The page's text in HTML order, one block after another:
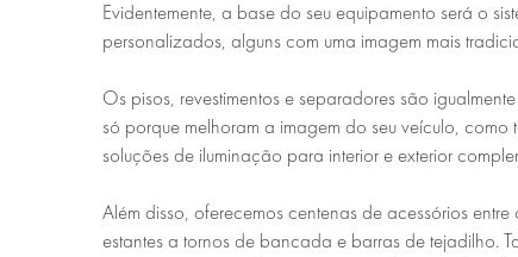
Evidentemente, a base do seu equipamento será o
personalizados, alguns com uma imagem mais
Os pisos, revestimentos e separadores são
só porque melhoram a imagem do seu veículo,
soluções de iluminação para interior e exterior
Além disso, oferecemos centenas de acessórios
estantes a tornos de bancada e barras de tejadilho.